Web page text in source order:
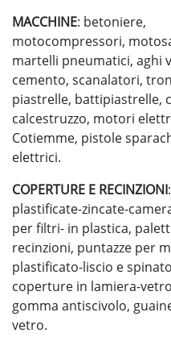
MACCHINE: betoniere,
motocompressori,
martelli pneumatici, aghi
cemento, scanalatori,
piastrelle, battipiastrelle,
calcestruzzo, motori
Cotiemme, pistole
elettrici.
COPERTURE E RECINZIONI
plastificate-zincate-
per filtri- in plastica,
recinzioni, puntazze per
plastificato-liscio e
coperture in lamiera-
gomma antiscivolo,
vetro.